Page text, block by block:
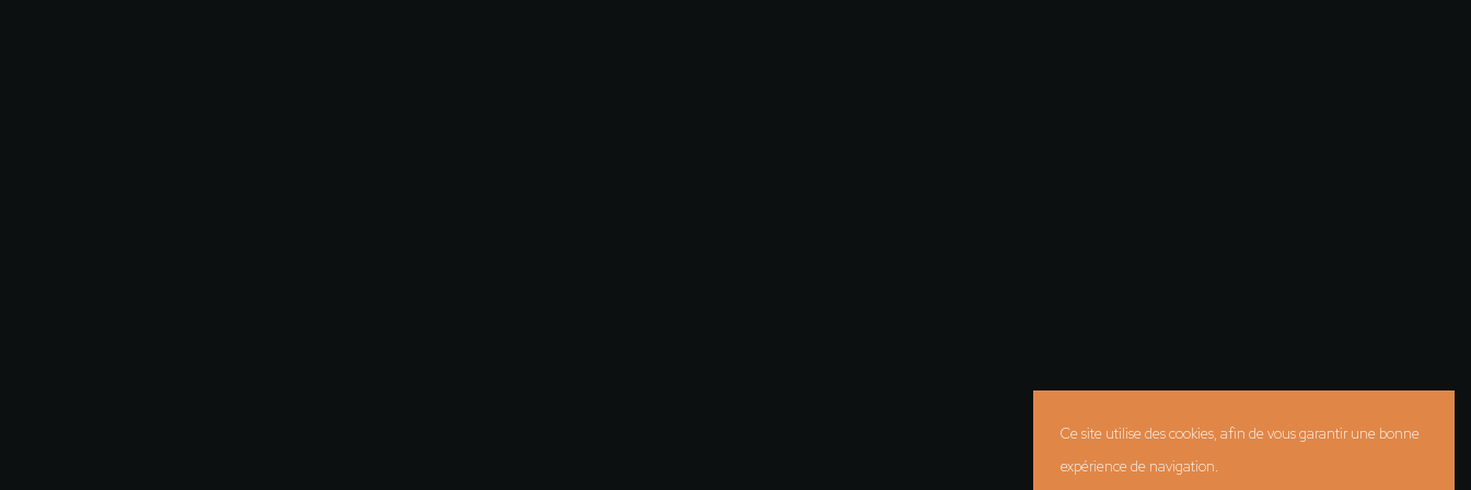
Ce site utilise des cookies, afin de vous garantir une bonne
expérience de navigation.